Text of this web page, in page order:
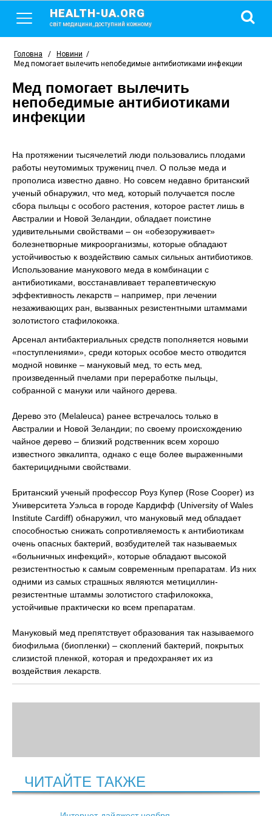
HEALTH-UA.ORG
світ медицини, доступний кожному
Головна / Новини /
Мед помогает вылечить непобедимые антибиотиками инфекции
Мед помогает вылечить
непобедимые антибиотиками
инфекции
На протяжении тысячелетий люди пользовались плодами
работы неутомимых тружениц пчел. О пользе меда и
прополиса известно давно. Но совсем недавно британский
ученый обнаружил, что мед, который получается после
сбора пыльцы с особого растения, которое растет лишь в
Австралии и Новой Зеландии, обладает поистине
удивительными свойствами – он «обезоруживает»
болезнетворные микроорганизмы, которые обладают
устойчивостью к воздействию самых сильных антибиотиков.
Использование манукового меда в комбинации с
антибиотиками, восстанавливает терапевтическую
эффективность лекарств – например, при лечении
незаживающих ран, вызванных резистентными штаммами
золотистого стафилококка.
Арсенал антибактериальных средств пополняется новыми
«поступлениями», среди которых особое место отводится
модной новинке – мануковый мед, то есть мед,
произведенный пчелами при переработке пыльцы,
собранной с мануки или чайного дерева.
Дерево это (Melaleuca) ранее встречалось только в
Австралии и Новой Зеландии; по своему происхождению
чайное дерево – близкий родственник всем хорошо
известного эвкалипта, однако с еще более выраженными
бактерицидными свойствами.
Британский ученый профессор Роуз Купер (Rose Cooper) из
Университета Уэльса в городе Кардифф (University of Wales
Institute Cardiff) обнаружил, что мануковый мед обладает
способностью снижать сопротивляемость к антибиотикам
очень опасных бактерий, возбудителей так называемых
«больничных инфекций», которые обладают высокой
резистентностью к самым современным препаратам. Из них
одними из самых страшных являются метициллин-
резистентные штаммы золотистого стафилококка,
устойчивые практически ко всем препаратам.
Мануковый мед препятствует образования так называемого
биофильма (биопленки) – скоплений бактерий, покрытых
слизистой пленкой, которая и предохраняет их из
воздействия лекарств.
ЧИТАЙТЕ ТАКЖЕ